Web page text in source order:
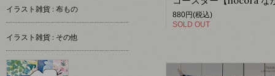
880円(税込)
SOLD OUT
イラスト雑貨 : 布もの
イラスト雑貨 : その他